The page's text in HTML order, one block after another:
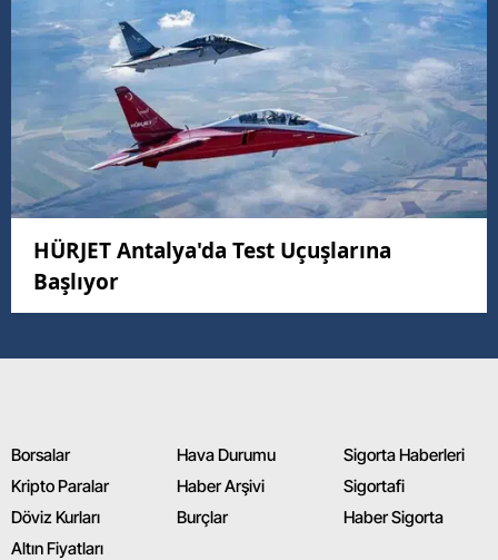
HÜRJET Antalya'da Test Uçuşlarına
Başlıyor
Borsalar
Kripto Paralar
Döviz Kurları
Altın Fiyatları
Hava Durumu
Haber Arşivi
Burçlar
Sigorta Haberleri
Sigortafi
Haber Sigorta